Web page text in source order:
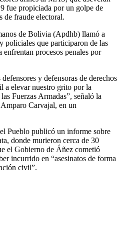
de Bolivia (Apdhb) llamó a
que participaron de las
y defensoras de derechos
elevar nuestro grito por la
Carvajal, en un
Pueblo publicó un informe sobre
donde murieron cerca de 30
incurrido en “asesinatos de forma
civil”.